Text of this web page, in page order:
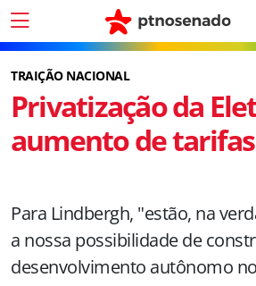
TRAIÇÃO NACIONAL
Privatização da
aumento de
Para Lindbergh, "estão, na
a nossa possibilidade de
desenvolvimento autônomo